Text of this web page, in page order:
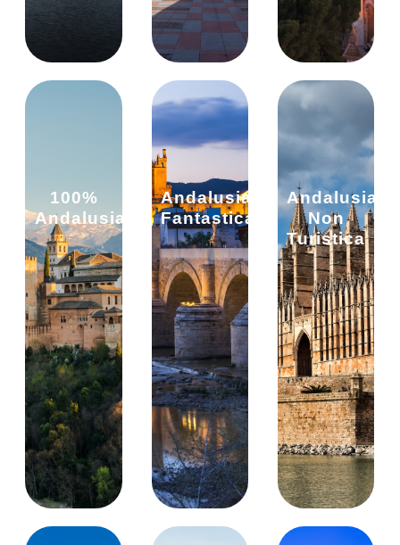
100%
Andalusia
Andalusia
Fantastica
Andalusia
Non
Turistica